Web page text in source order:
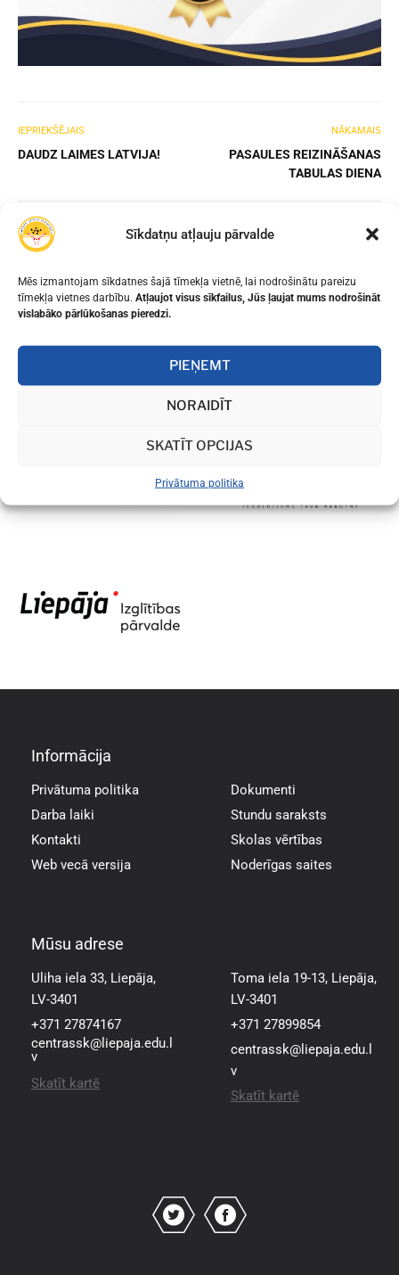
Sīkdatņu atļauju pārvalde
Mēs izmantojam sīkdatnes šajā tīmekļa vietnē, lai nodrošinātu pareizu
tīmekļa vietnes darbību. Atļaujot visus sīkfailus, Jūs ļaujat mums nodrošināt
vislabāko pārlūkošanas pieredzi.
PIEŅEMT
NORAIDĪT
SKATĪT OPCIJAS
Privātuma politika
IEPRIEKŠĒJAIS
DAUDZ LAIMES LATVIJA!
NĀKAMAIS
PASAULES REIZINĀŠANAS
TABULAS DIENA
Informācija
Privātuma politika
Darba laiki
Kontakti
Web vecā versija
Dokumenti
Stundu saraksts
Skolas vērtības
Noderīgas saites
Mūsu adrese
Uliha iela 33, Liepāja,
LV-3401
+371 27874167
centrassk@liepaja.edu.l
v
Skatīt kartē
Toma iela 19-13, Liepāja,
LV-3401
+371 27899854
centrassk@liepaja.edu.l
v
Skatīt kartē